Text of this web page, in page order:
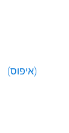
(איפוס)